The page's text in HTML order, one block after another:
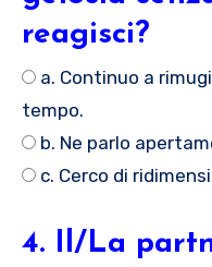
reagisci?
a. Continuo a
tempo.
b. Ne parlo
c. Cerco di
4. Il/La